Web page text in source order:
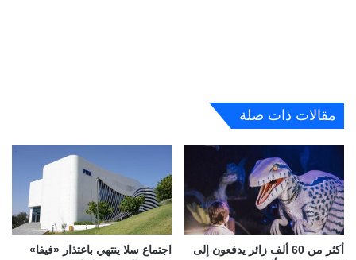
مقالات ذات صلة
أكثر من 60 ألف زائر يدفعون إلى
اجتماع سلا ينتهي باعتذار «فيفا»